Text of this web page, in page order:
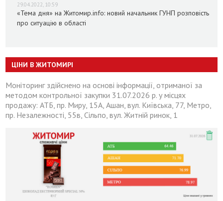
29.04.2022, 10:59
«Тема дня» на Житомир.info: новий начальник ГУНП розповість
про ситуацію в області
ЦІНИ В ЖИТОМИРІ
Моніторинг здійснено на основі інформації, отриманої за
методом контрольної закупки 31.07.2026 р. у місцях
продажу: АТБ, пр. Миру, 15А, Ашан, вул. Київська, 77, Метро,
пр. Незалежності, 55в, Сільпо, вул. Житній ринок, 1